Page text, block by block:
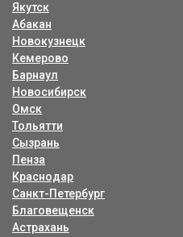
Якутск
Абакан
Новокузнецк
Кемерово
Барнаул
Новосибирск
Омск
Тольятти
Сызрань
Пенза
Краснодар
Санкт-Петербург
Благовещенск
Астрахань